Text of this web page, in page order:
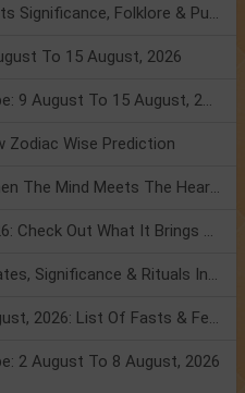
Kamika Ekadashi 2026: Know Its Significance, Folklore & Puja Rituals
To 15 August, 2026
Numerology Weekly Horoscope: 9 August To 15 August, 2026
Zodiac Wise Prediction
Mercury Transit In Cancer: When The Mind Meets The Heart!
Mercury Transit In Cancer 2026: Check Out What It Brings For You
Shravan Somvar Vrat 2026: Dates, Significance & Rituals In August
Weekly Horoscope 3 To 9 August, 2026: List Of Fasts & Festivals
2 August To 8 August, 2026